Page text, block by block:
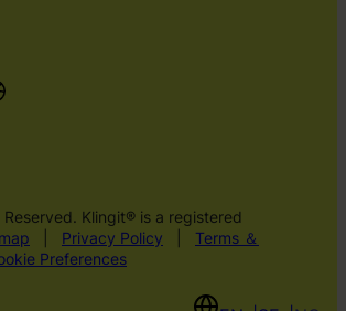
Klingit® is a registered
Privacy Policy
Terms ＆
Preferences